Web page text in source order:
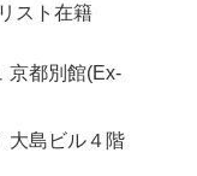
スト在籍
京都別館(Ex-
大島ビル４階